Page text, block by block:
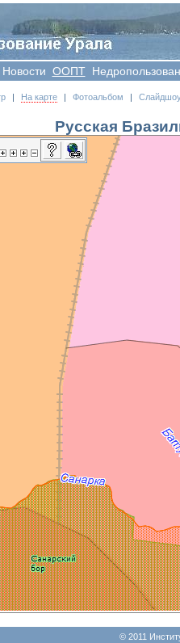
Новости OOПT
| На карте | Фотоальбом |
Русская
© 2011